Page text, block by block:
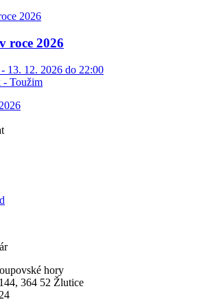
roce 2026
13. 12. 2026 do 22:00
- Toužim
hory
364 52 Žlutice